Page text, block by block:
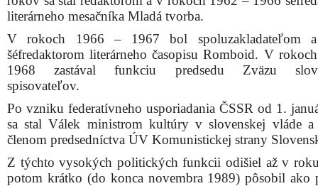
Spomienku na básnika, spisovateľa, prekladateľa,
aj komunistického politika a ministra Miroslava
príležitosti 25. výročia úmrtia v podobe poeticko-
pásma pod názvom Videl som tancovať Jitterboogie
Knižnica Juraja Fándlyho v Trnave v spolupráci s
Jána Palárika.